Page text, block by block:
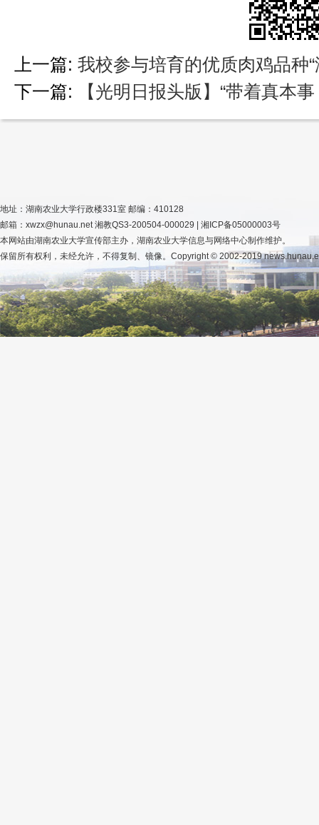
上一篇: 我校参与培育的优质肉鸡品种
下一篇: 【光明日报头版】“带着真本
地址：湖南农业大学行政楼331室 邮编：410128
邮箱：xwzx@hunau.net 湘教QS3-200504-000029 | 湘ICP备05000003号
本网站由湖南农业大学宣传部主办，湖南农业大学信息与网络中心制作维护。
保留所有权利，未经允许，不得复制、镜像。Copyright © 2002-2019